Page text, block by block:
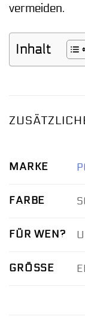
vermeiden.
Inhalt
MARKE
FARBE
FÜR WEN?
GRÖSSE